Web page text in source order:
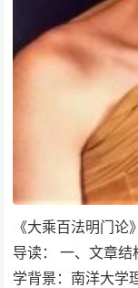
《大乘百法明门
导读： 一、文章
学背景：南洋大学